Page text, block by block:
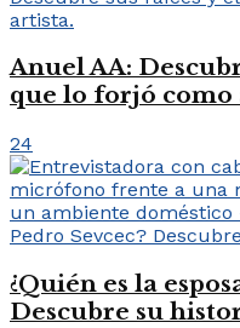
Anuel AA:
que lo forjó como
24
¿Quién es la
Descubre su